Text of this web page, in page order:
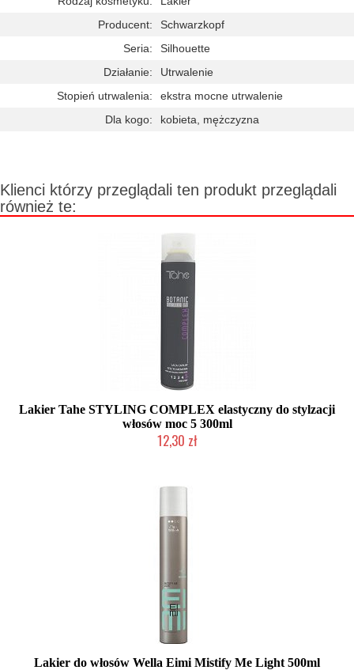
Producent:
Schwarzkopf
Seria:
Silhouette
Działanie:
Utrwalenie
Stopień utrwalenia:
ekstra mocne utrwalenie
Dla kogo:
kobieta, mężczyzna
Klienci którzy przeglądali ten produkt przeglądali
również te:
Lakier Tahe STYLING COMPLEX elastyczny do stylzacji
włosów moc 5 300ml
12,30 zł
Lakier do włosów Wella Eimi Mistify Me Light 500ml